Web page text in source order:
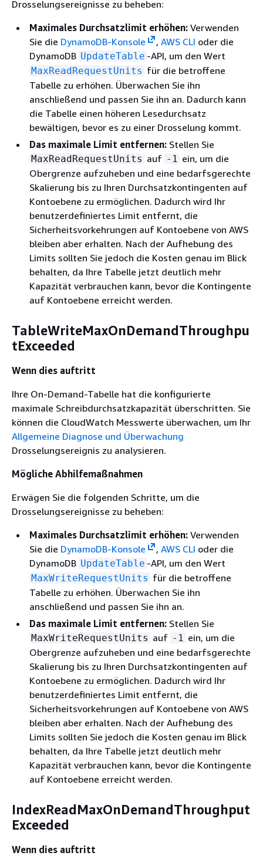
Drosselungsereignisse zu beheben:
Maximales Durchsatzlimit erhöhen: Verwenden
Sie die DynamoDB-Konsole , AWS CLI oder die
DynamoDB UpdateTable -API, um den Wert
MaxReadRequestUnits für die betroffene
Tabelle zu erhöhen. Überwachen Sie ihn
anschließend und passen Sie ihn an. Dadurch kann
die Tabelle einen höheren Lesedurchsatz
bewältigen, bevor es zu einer Drosselung kommt.
Das maximale Limit entfernen: Stellen Sie
MaxReadRequestUnits auf -1 ein, um die
Obergrenze aufzuheben und eine bedarfsgerechte
Skalierung bis zu Ihren Durchsatzkontingenten auf
Kontoebene zu ermöglichen. Dadurch wird Ihr
benutzerdefiniertes Limit entfernt, die
Sicherheitsvorkehrungen auf Kontoebene von AWS
bleiben aber erhalten. Nach der Aufhebung des
Limits sollten Sie jedoch die Kosten genau im Blick
behalten, da Ihre Tabelle jetzt deutlich mehr
Kapazität verbrauchen kann, bevor die Kontingente
auf Kontoebene erreicht werden.
TableWriteMaxOnDemandThroughpu
tExceeded
Wenn dies auftritt
Ihre On-Demand-Tabelle hat die konfigurierte
maximale Schreibdurchsatzkapazität überschritten. Sie
können die CloudWatch Messwerte überwachen, um Ihr
Allgemeine Diagnose und Überwachung
Drosselungsereignis zu analysieren.
Mögliche Abhilfemaßnahmen
Erwägen Sie die folgenden Schritte, um die
Drosselungsereignisse zu beheben:
Maximales Durchsatzlimit erhöhen: Verwenden
Sie die DynamoDB-Konsole , AWS CLI oder die
DynamoDB UpdateTable -API, um den Wert
MaxWriteRequestUnits für die betroffene
Tabelle zu erhöhen. Überwachen Sie ihn
anschließend und passen Sie ihn an.
Das maximale Limit entfernen: Stellen Sie
MaxWriteRequestUnits auf -1 ein, um die
Obergrenze aufzuheben und eine bedarfsgerechte
Skalierung bis zu Ihren Durchsatzkontingenten auf
Kontoebene zu ermöglichen. Dadurch wird Ihr
benutzerdefiniertes Limit entfernt, die
Sicherheitsvorkehrungen auf Kontoebene von AWS
bleiben aber erhalten. Nach der Aufhebung des
Limits sollten Sie jedoch die Kosten genau im Blick
behalten, da Ihre Tabelle jetzt deutlich mehr
Kapazität verbrauchen kann, bevor die Kontingente
auf Kontoebene erreicht werden.
IndexReadMaxOnDemandThroughput
Exceeded
Wenn dies auftritt